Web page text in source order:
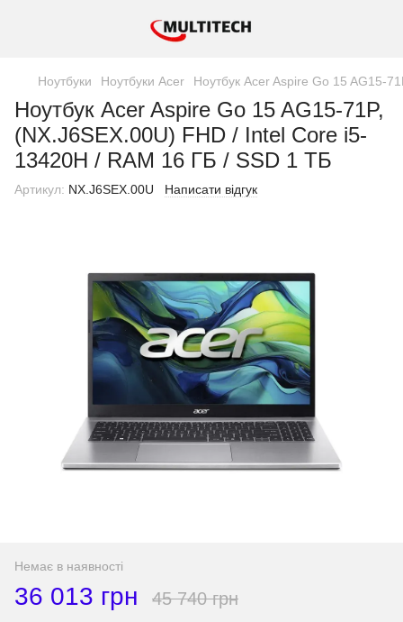
Ноутбуки Ноутбуки Acer Ноутбук Acer Aspire Go 15 AG15-
Ноутбук Acer Aspire Go 15 AG15-71P,
(NX.J6SEX.00U) FHD / Intel Core i5-
13420H / RAM 16 ГБ / SSD 1 ТБ
Артикул: NX.J6SEX.00U Написати відгук
Немає в наявності
36 013 грн 45 740 грн